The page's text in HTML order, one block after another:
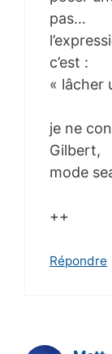
pas…
c’est :
« lâcher
je ne
Gilbert,
mode
++
Répondre